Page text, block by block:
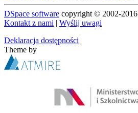
DSpace software copyright © 2002-2016
Kontakt z nami | Wyślij uwagi
Deklaracja dostępności
Theme by